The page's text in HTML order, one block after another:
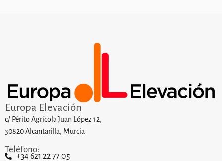
Europa Elevación
c/ Périto Agrícola Juan López 12,
30820 Alcantarilla, Murcia
Teléfono:
+34 621 22 77 05